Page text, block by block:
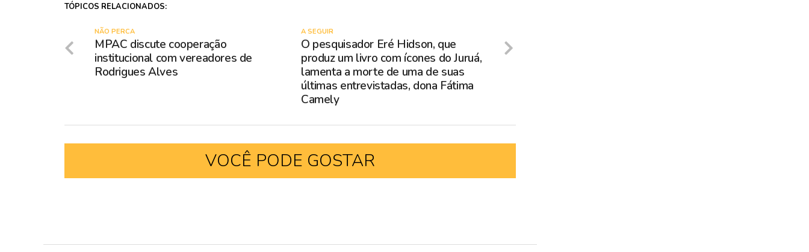
TÓPICOS RELACIONADOS:
A SEGUIR
O pesquisador Eré Hidson, que
produz um livro com ícones do Juruá,
lamenta a morte de uma de suas
últimas entrevistadas, dona Fátima
Camely
NÃO PERCA
MPAC discute cooperação
institucional com vereadores de
Rodrigues Alves
VOCÊ PODE GOSTAR